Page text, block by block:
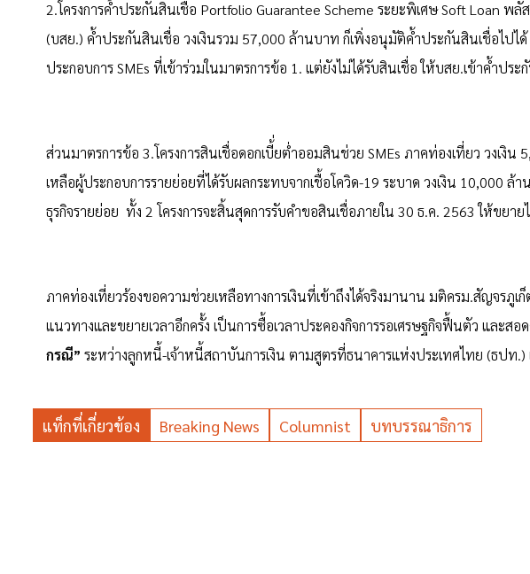
2.โครงการค้ำประกันสินเชื่อ Portfolio Guarantee Scheme ระยะพิเศษ Soft Loan
(บสย.) ค้ำประกันสินเชื่อ วงเงินรวม 57,000 ล้านบาท ก็เพิ่งอนุมัติค้ำประกันสินเชื่อไ
ประกอบการ SMEs ที่เข้าร่วมในมาตรการข้อ 1. แต่ยังไม่ได้รับสินเชื่อ ให้บสย.เข้าค้ำประ
ส่วนมาตรการข้อ 3.โครงการสินเชื่อดอกเบี้่ยต่ำออมสินช่วย SMEs ภาคท่องเที่ยว วงเงิ
เหลือผู้ประกอบการรายย่อยที่ได้รับผลกระทบจากเชื้อโควิด-19 ระบาด วงเงิน 10,000
ธุรกิจรายย่อย ทั้ง 2 โครงการจะสิ้นสุดการรับคำขอสินเชื่อภายใน 30 ธ.ค. 2563 ให้ขยา
ภาคท่องเที่ยวร้องขอความช่วยเหลือทางการเงินที่เข้าถึงได้จริงมานาน มติครม.สัญจรภู
แนวทางและขยายเวลาอีกครั้ง เป็นการซื้อเวลาประคองกิจการรอเศรษฐกิจฟื้นตัว และสอ
กรณี” ระหว่างลูกหนี้-เจ้าหนี้สถาบันการเงิน ตามสูตรที่ธนาคารแห่งประเทศไทย (ธปท.)
แท็กที่เกี่ยวข้อง Breaking News Columnist บทบรรณาธิการ